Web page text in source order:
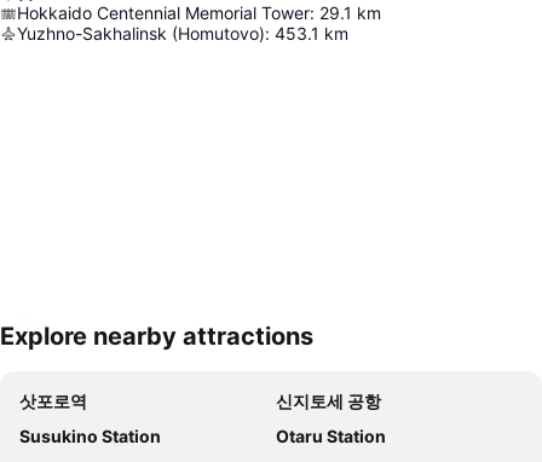
Hokkaido Centennial Memorial Tower: 29.1 km
Yuzhno-Sakhalinsk (Homutovo): 453.1 km
Explore nearby attractions
삿포로역
신지토세 공항
Susukino Station
Otaru Station